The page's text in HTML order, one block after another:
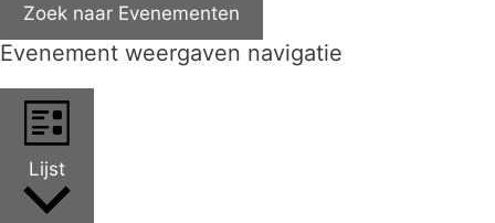
Zoek naar Evenementen
Evenement weergaven navigatie
Lijst